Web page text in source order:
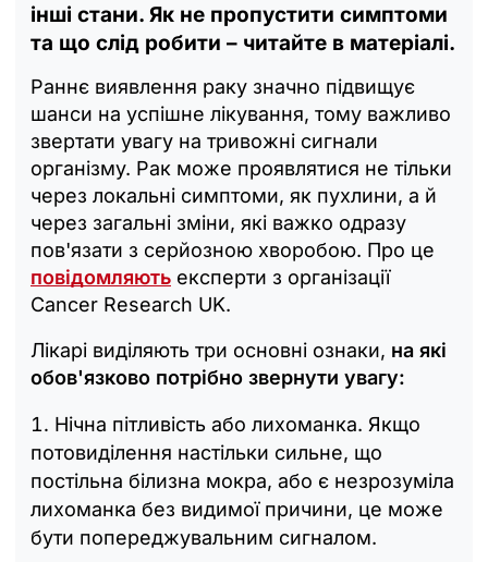
інші стани. Як не пропустити симптоми
та що слід робити – читайте в матеріалі.
Раннє виявлення раку значно підвищує
шанси на успішне лікування, тому важливо
звертати увагу на тривожні сигнали
організму. Рак може проявлятися не тільки
через локальні симптоми, як пухлини, а й
через загальні зміни, які важко одразу
пов'язати з серйозною хворобою. Про це
повідомляють експерти з організації
Cancer Research UK.
Лікарі виділяють три основні ознаки, на які
обов'язково потрібно звернути увагу:
Нічна пітливість або лихоманка. Якщо
потовиділення настільки сильне, що
постільна білизна мокра, або є незрозуміла
лихоманка без видимої причини, це може
бути попереджувальним сигналом.